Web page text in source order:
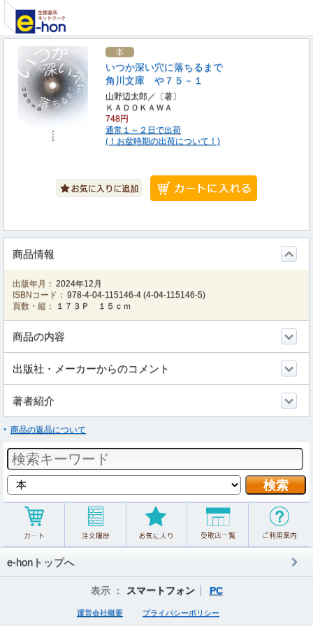
いつか深い穴に落ちるまで
角川文庫 や７５－１
山野辺太郎／〔著〕
ＫＡＤＯＫＡＷＡ
748円
通常１～２日で出荷
(！お盆時期の出荷について！)
商品情報
出版年月： 2024年12月
ISBNコード： 978-4-04-115146-4 (4-04-115146-5)
頁数・縦：
１７３Ｐ １５ｃｍ
商品の内容
出版社・メーカーからのコメント
著者紹介
商品の返品について
e-honトップへ
表示 ： スマートフォン PC
運営会社概要 プライバシーポリシー